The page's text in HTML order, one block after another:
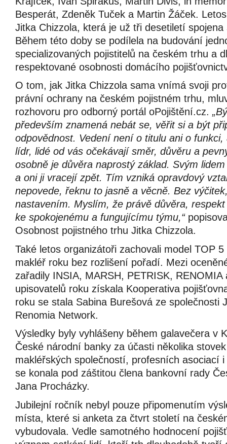
Besperát, Zdeněk Tuček a Martin Žáček.
Jitka Chizzola, která je už tři desetiletí
Během této doby se podílela na budování
specializovaných pojistitelů na českém trhu a
respektované osobnosti domácího
O tom, jak Jitka Chizzola sama vnímá svoji
právní ochrany na českém pojistném trhu,
rozhovoru pro odborný portál oPojištění.cz.
především znamená nebát se, věřit si a být
odpovědnost. Vedení není o titulu ani o
lídr, lidé od vás očekávají směr, důvěru a
osobně je důvěra naprostý základ. Svým
a oni ji vracejí zpět. Tím vzniká opravdový
nepovede, řeknu to jasně a věcně. Bez
nastavením. Myslím, že právě důvěra,
ke spokojenému a fungujícímu týmu,“
Osobnost pojistného trhu Jitka Chizzola.
Také letos organizátoři zachovali model TOP
makléř roku bez rozlišení pořadí. Mezi
zařadily INSIA, MARSH, PETRISK, RENOMIA
upisovatelů roku získala Kooperativa
roku se stala Sabina Burešová ze společnosti
Renomia Network.
Výsledky byly vyhlášeny během galavečera v
České národní banky za účasti několika
makléřských společností, profesních asociací
se konala pod záštitou člena bankovní rady
Jana Procházky.
Jubilejní ročník nebyl pouze připomenutím
místa, které si anketa za čtvrt století na
vybudovala. Vedle samotného hodnocení